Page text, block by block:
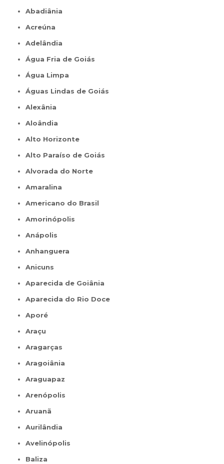
Abadiânia
Acreúna
Adelândia
Água Fria de Goiás
Água Limpa
Águas Lindas de Goiás
Alexânia
Aloândia
Alto Horizonte
Alto Paraíso de Goiás
Alvorada do Norte
Amaralina
Americano do Brasil
Amorinópolis
Anápolis
Anhanguera
Anicuns
Aparecida de Goiânia
Aparecida do Rio Doce
Aporé
Araçu
Aragarças
Aragoiânia
Araguapaz
Arenópolis
Aruanã
Aurilândia
Avelinópolis
Baliza